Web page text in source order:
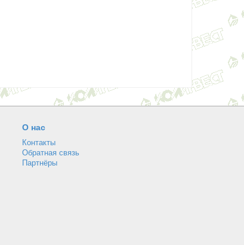
О нас
Контакты
Обратная связь
Партнёры